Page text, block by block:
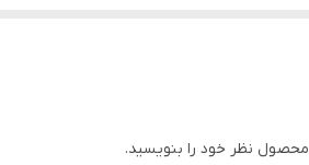
محصول نظر خود را بنویسید.